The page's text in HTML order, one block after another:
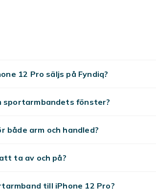
till iPhone 12 Pro till alltid låga priser
12 Pro säljs på Fyndiq?
sportarmbandets fönster?
både arm och handled?
ta av och på?
till iPhone 12 Pro?